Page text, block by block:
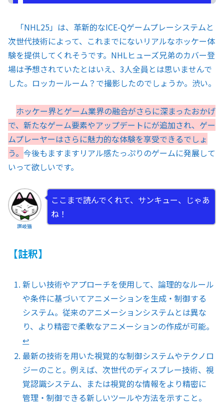
「NHL25」は、革新的なICE-Qゲームプレーシステムと
次世代技術によって、これまでにないリアルなホッケー体
験を提供してくれそうです。NHLヒューズ兄弟のカバー登
場は予想されていたとはいえ、3人全員とは思いませんで
した。ロッカールーム？で撮影したのでしょうか。渋い。
ホッケー界とゲーム業界の融合がさらに深まったおかげ
で、新たなゲーム要素やアップデートにが追加され、ゲー
ムプレーヤーはさらに魅力的な体験を享受できるでしょ
う。 今後もますますリアル感たっぷりのゲームに発展して
いって欲しいです。
讃岐猫
ここまで読んでくれて、サンキュー、じゃあ
ね！
【註釈】
新しい技術やアプローチを使用して、論理的なルール
や条件に基づいてアニメーションを生成・制御する
システム。従来のアニメーションシステムとは異な
り、より精密で柔軟なアニメーションの作成が可能。
↩︎
最新の技術を用いた視覚的な制御システムやテクノロ
ジーのこと。例えば、次世代のディスプレー技術、視
覚認識システム、または視覚的な情報をより精密に
管理・制御できる新しいツールや方法を示すこと。